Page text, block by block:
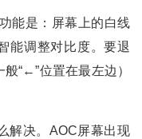
能是：屏幕上的白线
能调整对比度。要退
“←”位置在最左边）
解决。AOC屏幕出现